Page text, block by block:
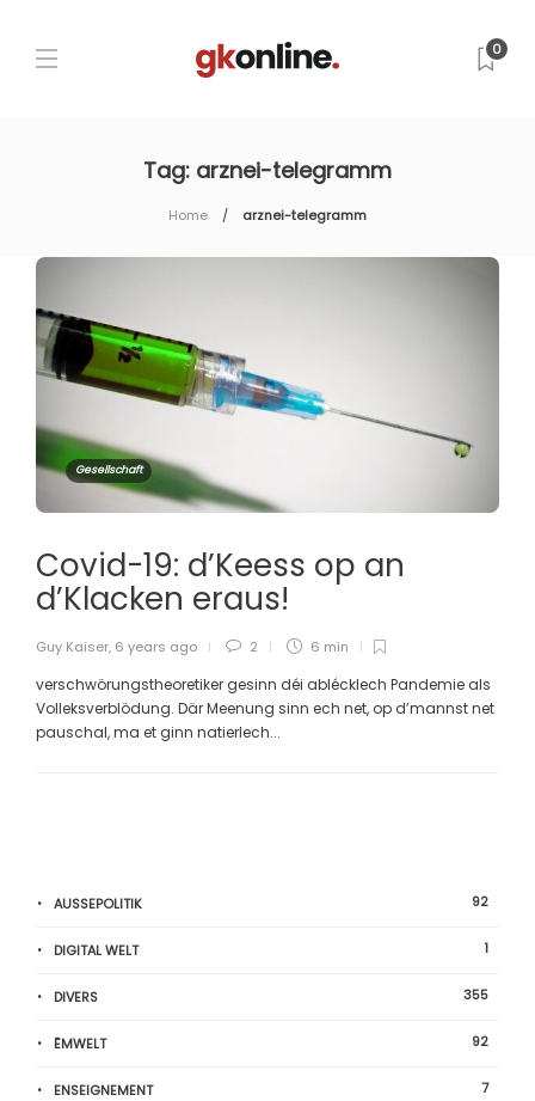
0
Tag: arznei-telegramm
Home arznei-telegramm
Gesellschaft
Covid-19: d’Keess op an
d’Klacken eraus!
Guy Kaiser, 6 years ago 2 6 min
verschwörungstheoretiker gesinn déi ablécklech Pandemie als
Volleksverblödung. Där Meenung sinn ech net, op d’mannst net
pauschal, ma et ginn natierlech...
AUSSEPOLITIK 92
DIGITAL WELT 1
DIVERS 355
ËMWELT 92
ENSEIGNEMENT 7